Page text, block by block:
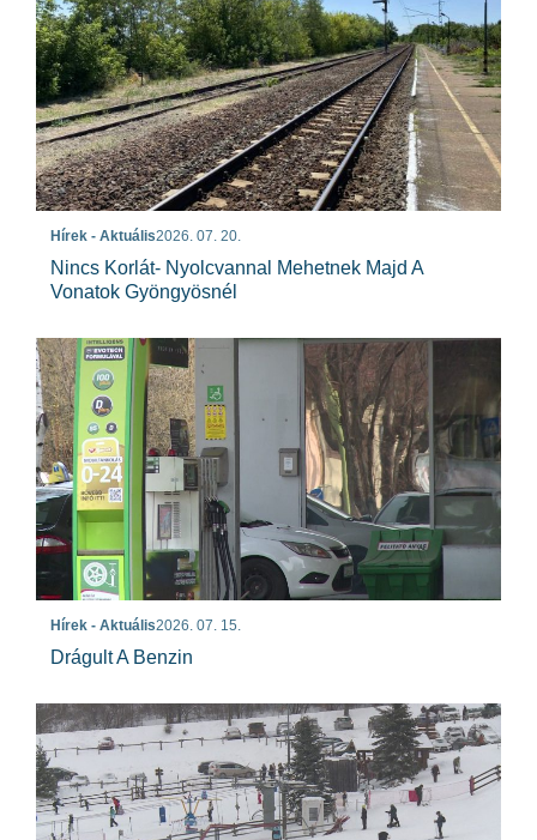
Hírek - Aktuális2026. 07. 20.
Nincs Korlát- Nyolcvannal Mehetnek Majd A
Vonatok Gyöngyösnél
Hírek - Aktuális2026. 07. 15.
Drágult A Benzin